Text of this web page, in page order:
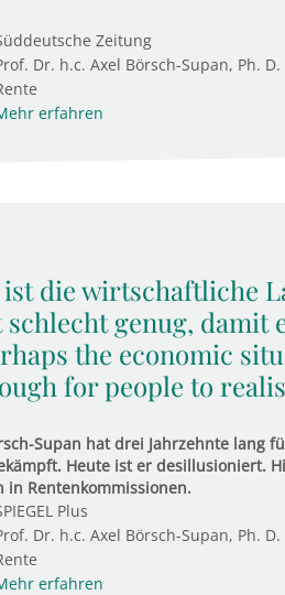
Zeitung
Dr. h.c. Axel Börsch-Supan, Ph. D.
erfahren
die wirtschaftliche
genug, damit
the economic
for people to
Supan hat drei Jahrzehnte lang
Heute ist er desillusioniert.
in Rentenkommissionen.
Plus
Dr. h.c. Axel Börsch-Supan, Ph. D.
erfahren